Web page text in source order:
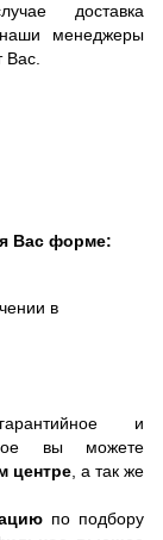
доставка
менеджеры
Вас.
Вас форме:
в
и
вы можете
центре, а так же
по подбору